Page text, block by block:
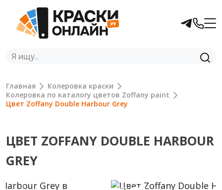
Главная
Колеровка краски
Колеровка по каталогу цветов Zoffany paint
Цвет Zoffany Double Harbour Grey
ЦВЕТ ZOFFANY DOUBLE HARBOUR
GREY